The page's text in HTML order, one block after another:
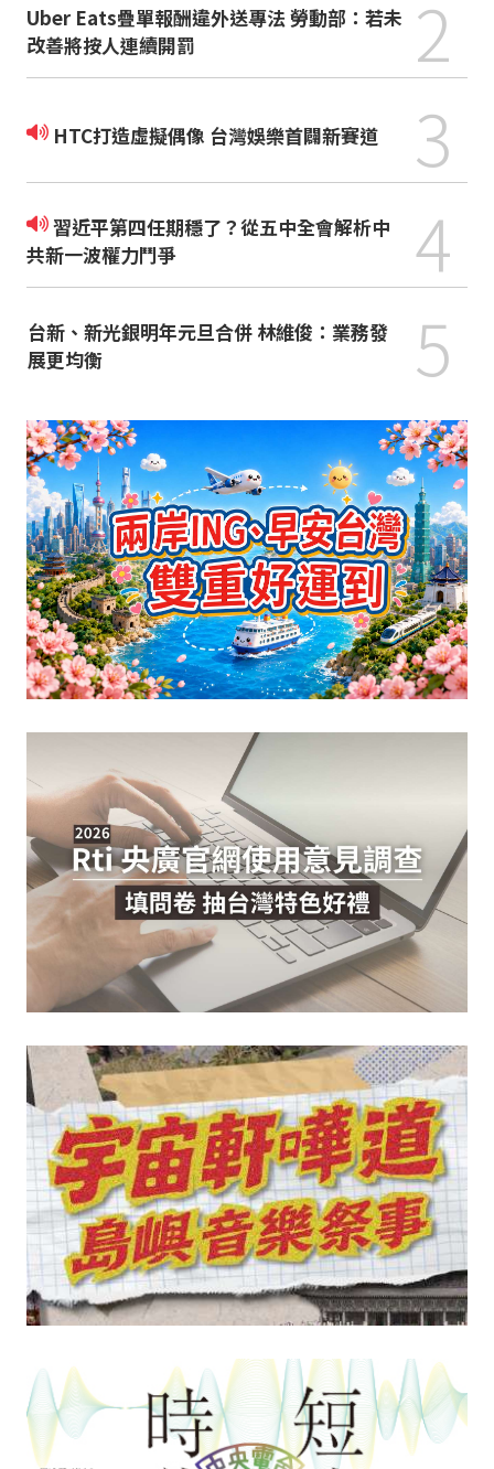
Uber Eats疊單報酬違外送專法 勞動部：若未
改善將按人連續開罰
2
HTC打造虛擬偶像 台灣娛樂首闢新賽道 3
習近平第四任期穩了？從五中全會解析中
共新一波權力鬥爭
4
台新、新光銀明年元旦合併 林維俊：業務發
展更均衡
5